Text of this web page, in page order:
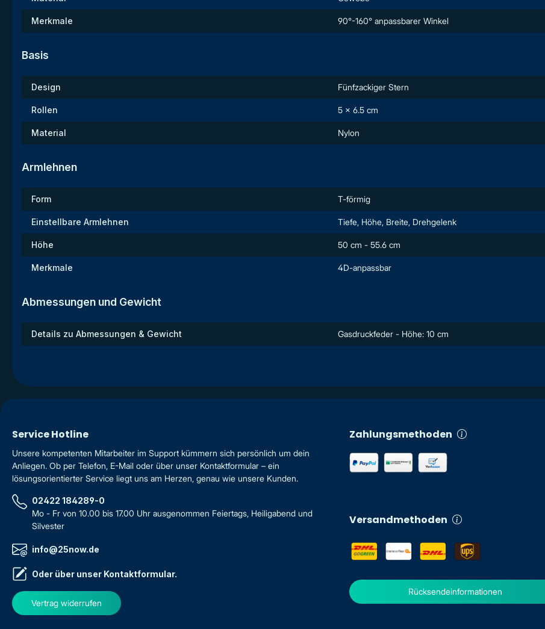
Merkmale 90°-160° anpassbarer Winkel
Basis
Design Fünfzackiger Stern
Rollen 5 x 6.5 cm
Material Nylon
Armlehnen
Form T-förmig
Einstellbare Armlehnen Tiefe, Höhe, Breite, Drehgelenk
Höhe 50 cm - 55.6 cm
Merkmale 4D-anpassbar
Abmessungen und Gewicht
Details zu Abmessungen & Gewicht Gasdruckfeder - Höhe: 10 cm
Service Hotline
Unsere kompetenten Mitarbeiter im Support kümmern sich persönlich um dein
Anliegen. Ob per Telefon, E-Mail oder über unser Kontaktformular – ein
lösungsorientierter Service liegt uns am Herzen, genau wie unsere Kunden.
02422 184289-0
Mo - Fr von 10.00 bis 17.00 Uhr ausgenommen Feiertags, Heiligabend und
Silvester
info@25now.de
Oder über unser Kontaktformular.
Vertrag widerrufen
Zahlungsmethoden
Versandmethoden
Rücksendeinformationen